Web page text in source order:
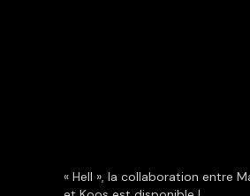
« Hell », la collaboration entre